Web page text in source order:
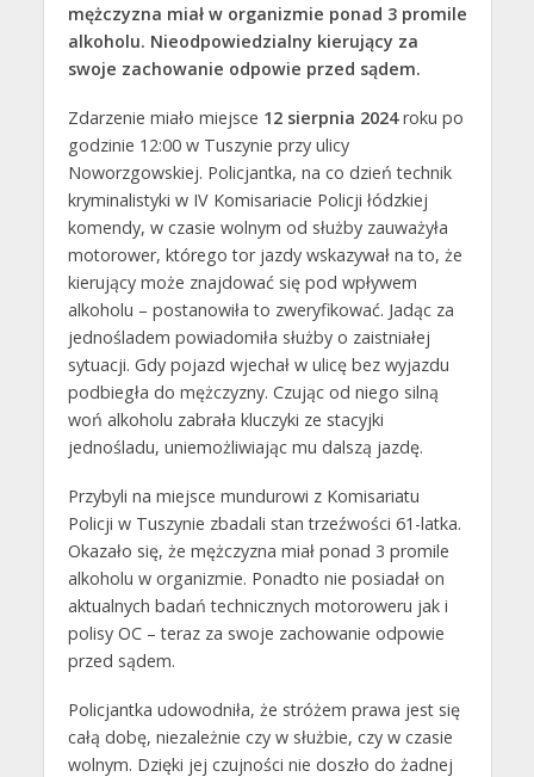
mężczyzna miał w organizmie ponad 3 promile
alkoholu. Nieodpowiedzialny kierujący za
swoje zachowanie odpowie przed sądem.
Zdarzenie miało miejsce 12 sierpnia 2024roku po
godzinie 12:00 w Tuszynie przy ulicy
Noworzgowskiej. Policjantka, na co dzień technik
kryminalistyki w IV Komisariacie Policji łódzkiej
komendy, w czasie wolnym od służby zauważyła
motorower, którego tor jazdy wskazywał na to, że
kierujący może znajdować się pod wpływem
alkoholu – postanowiła to zweryfikować. Jadąc za
jednośladem powiadomiła służby o zaistniałej
sytuacji. Gdy pojazd wjechał w ulicę bez wyjazdu
podbiegła do mężczyzny. Czując od niego silną
woń alkoholu zabrała kluczyki ze stacyjki
jednośladu, uniemożliwiając mu dalszą jazdę.
Przybyli na miejsce mundurowi z Komisariatu
Policji w Tuszynie zbadali stan trzeźwości 61-latka.
Okazało się, że mężczyzna miał ponad 3 promile
alkoholu w organizmie. Ponadto nie posiadał on
aktualnych badań technicznych motoroweru jak i
polisy OC – teraz za swoje zachowanie odpowie
przed sądem.
Policjantka udowodniła, że stróżem prawa jest się
całą dobę, niezależnie czy w służbie, czy w czasie
wolnym. Dzięki jej czujności nie doszło do żadnej